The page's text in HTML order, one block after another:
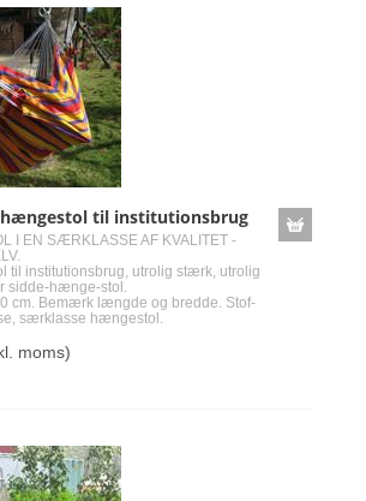
til institutionsbrug
I EN SÆRKLASSE AF KVALITET -
til institutionsbrug, utrolig stærk, utrolig
sidde-hænge-stol.
cm. Bemærk længde og bredde. Stof-
særklasse hængestol.
moms)